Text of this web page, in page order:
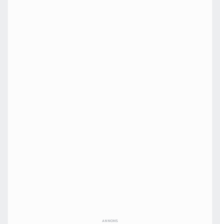
ANNONS